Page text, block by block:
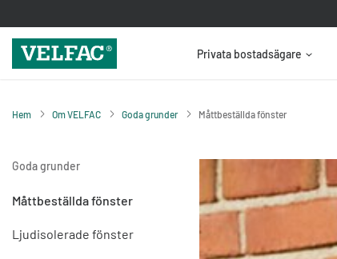
Privata bostadsägare
Hem Om VELFAC Goda grunder Måttbeställda fönster
Goda grunder
Måttbeställda fönster
Ljudisolerade fönster